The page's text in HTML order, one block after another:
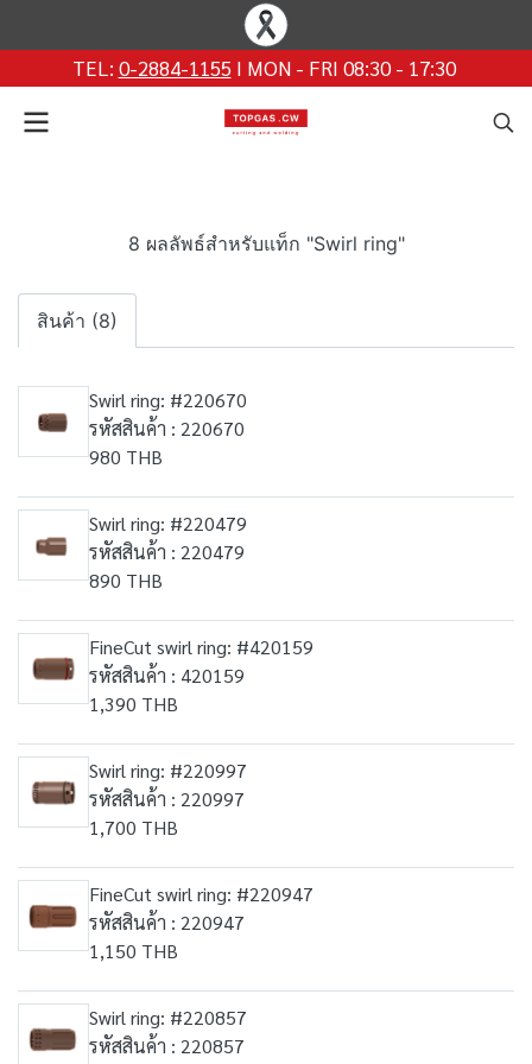
TEL: 0-2884-1155I MON - FRI 08:30 - 17:30
8 ผลลัพธ์สำหรับแท็ก "Swirl ring"
สินค้า (8)
Swirl ring: #220670
รหัสสินค้า : 220670
980 THB
Swirl ring: #220479
รหัสสินค้า : 220479
890 THB
FineCut swirl ring: #420159
รหัสสินค้า : 420159
1,390 THB
Swirl ring: #220997
รหัสสินค้า : 220997
1,700 THB
FineCut swirl ring: #220947
รหัสสินค้า : 220947
1,150 THB
Swirl ring: #220857
รหัสสินค้า : 220857